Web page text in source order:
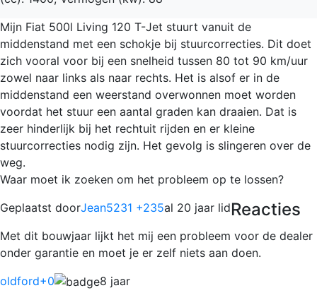
Mijn Fiat 500l Living 120 T-Jet stuurt vanuit de
middenstand met een schokje bij stuurcorrecties. Dit doet
zich vooral voor bij een snelheid tussen 80 tot 90 km/uur
zowel naar links als naar rechts. Het is alsof er in de
middenstand een weerstand overwonnen moet worden
voordat het stuur een aantal graden kan draaien. Dat is
zeer hinderlijk bij het rechtuit rijden en er kleine
stuurcorrecties nodig zijn. Het gevolg is slingeren over de
weg.
Waar moet ik zoeken om het probleem op te lossen?
Geplaatst doorJean5231 +235al 20 jaar lidReacties
Met dit bouwjaar lijkt het mij een probleem voor de dealer
onder garantie en moet je er zelf niets aan doen.
oldford+0
8 jaar